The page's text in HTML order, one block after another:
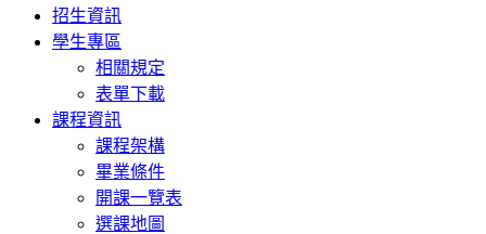
招生資訊
學生專區
相關規定
表單下載
課程資訊
課程架構
畢業條件
開課一覽表
選課地圖